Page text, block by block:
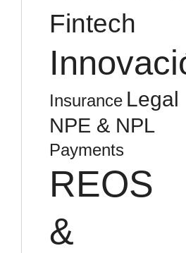
Fintech
Insurance Legal
NPE & NPL
Payments
REOS
&